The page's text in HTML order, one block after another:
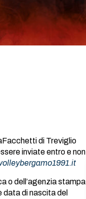
di Treviglio
inviate entro e non
o dell’agenzia stampa
data di nascita del